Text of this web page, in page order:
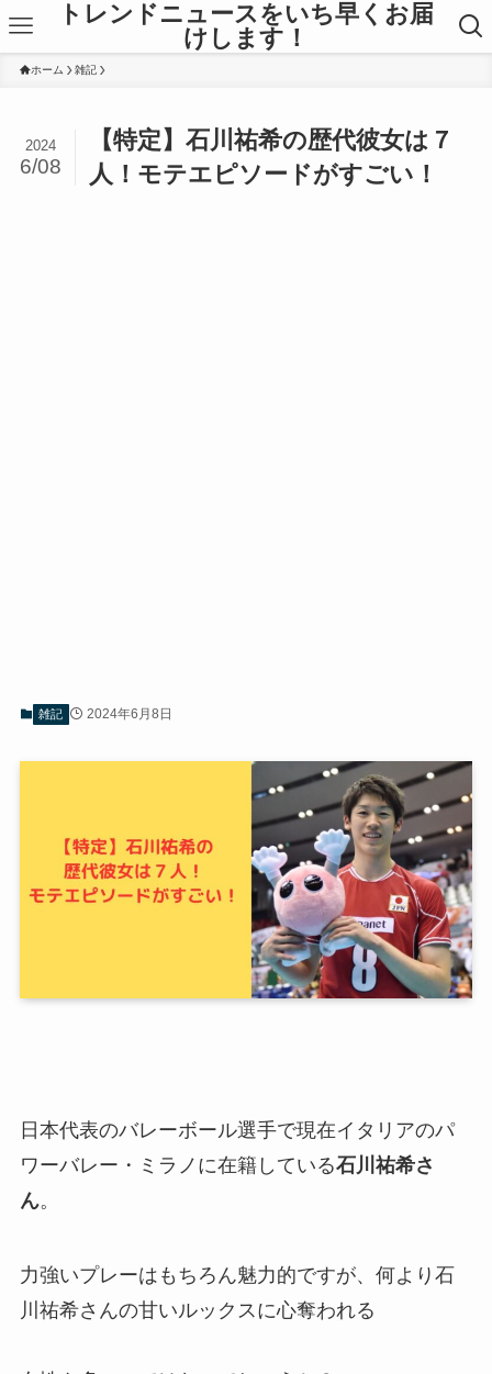
トレンドニュースをいち早くお届
けします！
ホーム 雑記
【特定】石川祐希の歴代彼女は７
人！モテエピソードがすごい！
2024
6/08
雑記 2024年6月8日
日本代表のバレーボール選手で現在イタリアのパ
ワーバレー・ミラノに在籍している石川祐希さ
ん。
力強いプレーはもちろん魅力的ですが、何より石
川祐希さんの甘いルックスに心奪われる